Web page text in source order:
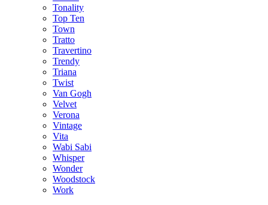
Tonality
Top Ten
Town
Tratto
Travertino
Trendy
Triana
Twist
Van Gogh
Velvet
Verona
Vintage
Vita
Wabi Sabi
Whisper
Wonder
Woodstock
Work